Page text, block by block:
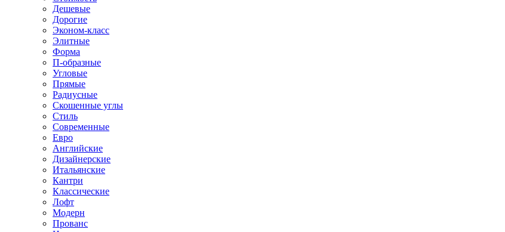
Дешевые
Дорогие
Эконом-класс
Элитные
Форма
П-образные
Угловые
Прямые
Радиусные
Скошенные углы
Стиль
Современные
Евро
Английские
Дизайнерские
Итальянские
Кантри
Классические
Лофт
Модерн
Прованс